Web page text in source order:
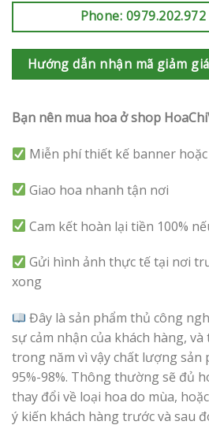
Phone:
Hướng dẫn nhận mã giảm
Bạn nên mua hoa ở shop
Miễn phí thiết kế banner
Giao hoa nhanh tận nơi
Cam kết hoàn lại tiền 100%
Gửi hình ảnh thực tế tại nơi
xong
Đây là sản phẩm thủ công
sự cảm nhận của khách hàng, và
trong năm vì vậy chất lượng sản
95%-98%. Thông thường sẽ đủ
thay đổi về loại hoa do mùa,
ý kiến khách hàng trước và sau